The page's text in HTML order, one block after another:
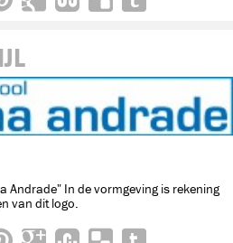
Andrade" In de vormgeving is rekening
van dit logo.